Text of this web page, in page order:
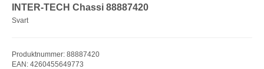
INTER-TECH Chassi 88887420
Svart
Produktnummer: 88887420
EAN: 4260455649773